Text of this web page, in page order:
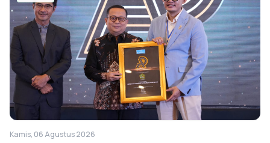
Kamis, 06 Agustus 2026